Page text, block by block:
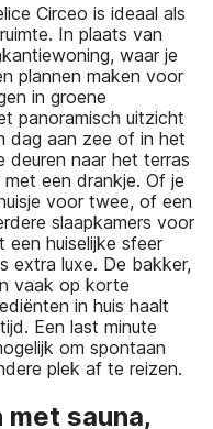
Circeo is ideaal als
In plaats van
waar je
plannen maken voor
in groene
panoramisch uitzicht
dag aan zee of in het
deuren naar het terras
een drankje. Of je
voor twee, of een
slaapkamers voor
een huiselijke sfeer
extra luxe. De bakker,
vaak op korte
in huis haalt
Een last minute
om spontaan
plek af te reizen.
sauna,